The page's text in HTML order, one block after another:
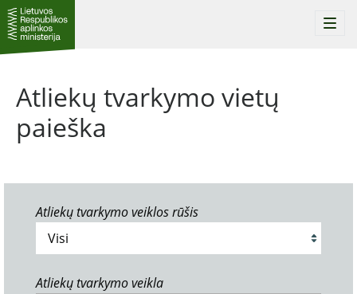
Atliekų tvarkymo vietų
paieška
Atliekų tvarkymo veiklos rūšis
Atliekų tvarkymo veikla